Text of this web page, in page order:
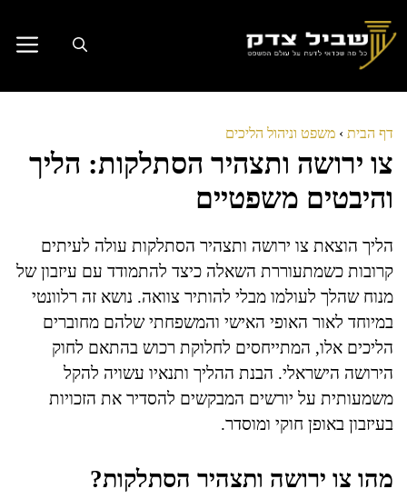
לתוכן
דף הבית › משפט וניהול הליכים
צו ירושה ותצהיר הסתלקות: הליך
והיבטים משפטיים
הליך הוצאת צו ירושה ותצהיר הסתלקות עולה לעיתים
קרובות כשמתעוררת השאלה כיצד להתמודד עם עיזבון של
מנוח שהלך לעולמו מבלי להותיר צוואה. נושא זה רלוונטי
במיוחד לאור האופי האישי והמשפחתי שלהם מחוברים
הליכים אלו, המתייחסים לחלוקת רכוש בהתאם לחוק
הירושה הישראלי. הבנת ההליך ותנאיו עשויה להקל
משמעותית על יורשים המבקשים להסדיר את הזכויות
בעיזבון באופן חוקי ומוסדר.
מהו צו ירושה ותצהיר הסתלקות?